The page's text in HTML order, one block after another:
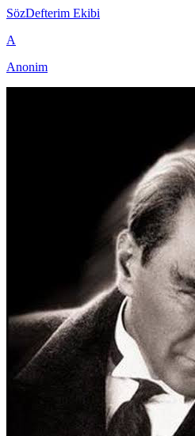
SözDefterim Ekibi
A
Anonim